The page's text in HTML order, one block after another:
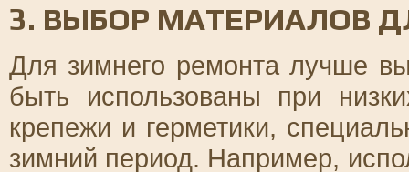
3. ВЫБОР МАТЕРИАЛОВ
Для зимнего ремонта лучше
быть использованы при
крепежи и герметики,
зимний период. Например,